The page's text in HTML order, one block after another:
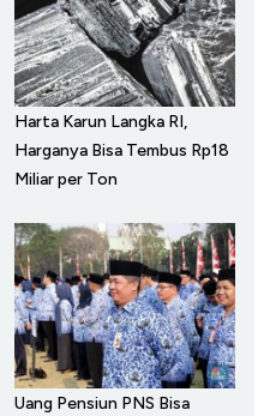
Harta Karun Langka RI,
Harganya Bisa Tembus Rp18
Miliar per Ton
Uang Pensiun PNS Bisa